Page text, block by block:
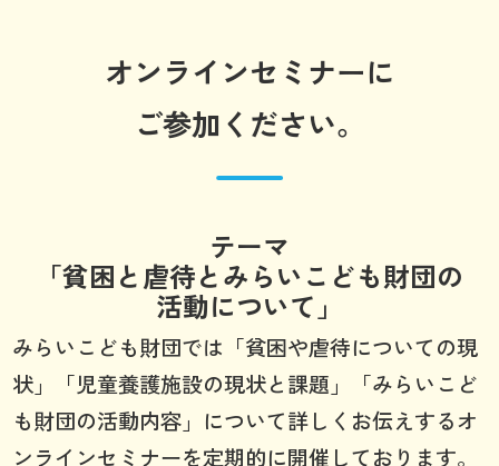
オンラインセミナーに
ご参加ください。
テーマ
「貧困と虐待とみらいこども財団の
活動について」
みらいこども財団では「貧困や虐待についての現
状」「児童養護施設の現状と課題」「みらいこど
も財団の活動内容」について詳しくお伝えするオ
ンラインセミナーを定期的に開催しております。